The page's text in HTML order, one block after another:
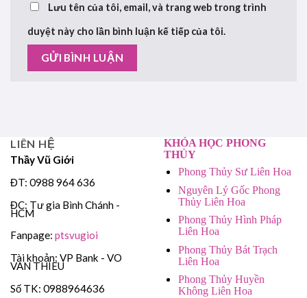
Lưu tên của tôi, email, và trang web trong trình
duyệt này cho lần bình luận kế tiếp của tôi.
LIÊN HỆ
Thầy Vũ Giới
ĐT: 0988 964 636
ĐC: Tư gia Bình Chánh -
HCM
Fanpage: ptsvugioi
Tài khoản: VP Bank - VO
VAN THIEU
Số TK: 0988964636
KHÓA HỌC PHONG
THỦY
Phong Thủy Sư Liên Hoa
Nguyên Lý Gốc Phong
Thủy Liên Hoa
Phong Thủy Hình Pháp
Liên Hoa
Phong Thủy Bát Trạch
Liên Hoa
Phong Thủy Huyền
Không Liên Hoa